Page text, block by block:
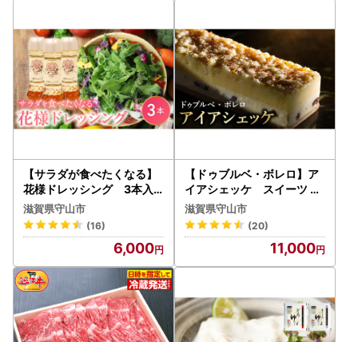
【サラダが食べたくなる】
花様ドレッシング 3本入
り 出汁 カツオ風味 塩味
酸味が少ない ブレンド 和風
ドレッシング 新感覚 人気 E
VERGREEN AF-0025
滋賀県守山市
(16)
6,000
【ドゥブルベ・ボレロ】ア
イアシェッケ スイーツ W
EST 百名店ベイクドチーズ
ケーキ アイアシェッケ 冷蔵
配送 CH-0001
滋賀県守山市
(20)
11,000